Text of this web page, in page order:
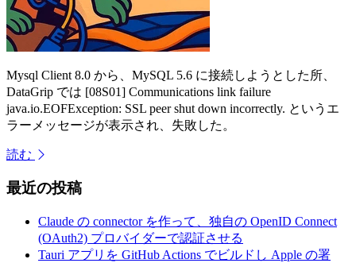
Mysql Client 8.0 から、MySQL 5.6 に接続しようとした所、
DataGrip では [08S01] Communications link failure
java.io.EOFException: SSL peer shut down incorrectly. というエ
ラーメッセージが表示され、失敗した。
読む
最近の投稿
Claude の connector を作って、独自の OpenID Connect
(OAuth2) プロバイダーで認証させる
Tauri アプリを GitHub Actions でビルドし Apple の署